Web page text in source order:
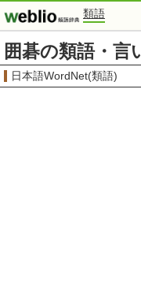
類語
囲碁の類語・言
日本語WordNet(類語)